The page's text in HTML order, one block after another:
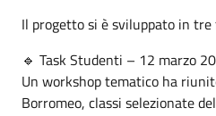
Il progetto si è sviluppato in tre
🔹 Task Studenti – 12 marzo
Un workshop tematico ha
Borromeo, classi selezionate